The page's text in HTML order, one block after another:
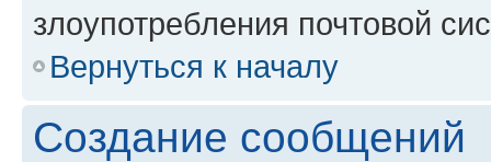
злоупотребления почтовой
Вернуться к началу
Создание сообщений